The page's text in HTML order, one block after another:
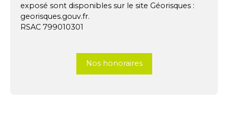
exposé sont disponibles sur le site Géorisques :
georisques.gouv.fr.
RSAC 799010301
Nos honoraires